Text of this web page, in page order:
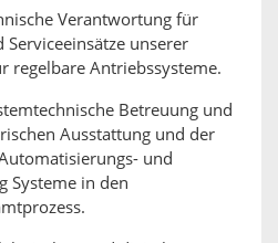
Verantwortung für
unserer
regelbare Antriebssysteme.
Betreuung und
Ausstattung und der
und
Systeme in den